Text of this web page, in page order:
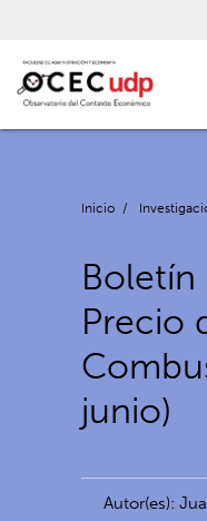
Inicio /
Boletín
Precio
junio)
Autor(es):